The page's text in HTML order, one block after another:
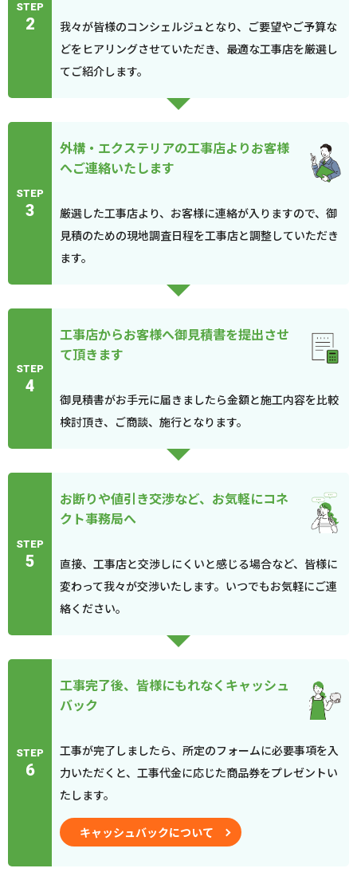
STEP
2
我々が皆様のコンシェルジュとなり、ご要望やご予算な
どをヒアリングさせていただき、最適な工事店を厳選し
てご紹介します。
STEP
3
外構・エクステリアの工事店よりお客様
へご連絡いたします
厳選した工事店より、お客様に連絡が入りますので、御
見積のための現地調査日程を工事店と調整していただき
ます。
STEP
4
工事店からお客様へ御見積書を提出させ
て頂きます
御見積書がお手元に届きましたら金額と施工内容を比較
検討頂き、ご商談、施行となります。
STEP
5
お断りや値引き交渉など、お気軽にコネ
クト事務局へ
直接、工事店と交渉しにくいと感じる場合など、皆様に
変わって我々が交渉いたします。いつでもお気軽にご連
絡ください。
STEP
6
工事完了後、皆様にもれなくキャッシュ
バック
工事が完了しましたら、所定のフォームに必要事項を入
力いただくと、工事代金に応じた商品券をプレゼントい
たします。
キャッシュバックについて